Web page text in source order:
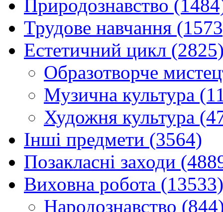
Природознавство
Трудове навчання
Естетичний цикл
Образотворче
Музична культура
Художня культура
Інші предмети (3564)
Позакласні заходи
Виховна робота (13533)
Народознавство